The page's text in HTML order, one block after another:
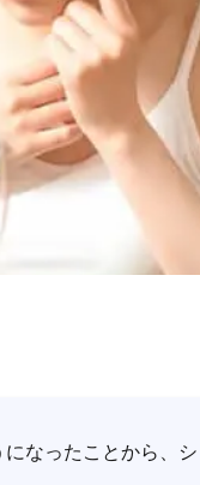
なったことから、